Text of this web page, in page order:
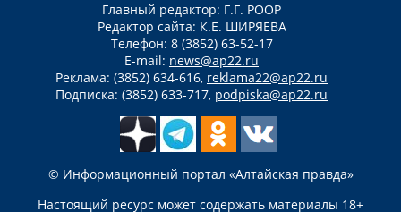
Главный редактор: Г.Г. РООР
Редактор сайта: К.Е. ШИРЯЕВА
Телефон: 8 (3852) 63-52-17
E-mail: news@ap22.ru
Реклама: (3852) 634-616, reklama22@ap22.ru
Подписка: (3852) 633-717, podpiska@ap22.ru
© Информационный портал «Алтайская правда»
Настоящий ресурс может содержать материалы 18+